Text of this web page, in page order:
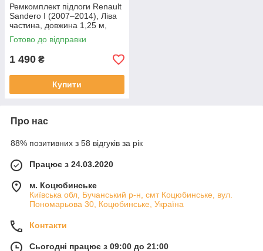
Ремкомплект підлоги Renault
Sandero I (2007–2014), Ліва
частина, довжина 1,25 м,
ширина 47 см
Готово до відправки
1 490 ₴
Купити
Про нас
88% позитивних з 58 відгуків за рік
Працює з 24.03.2020
м. Коцюбинське
Київська обл, Бучанський р-н, смт Коцюбинське, вул.
Пономарьова 30, Коцюбинське, Україна
Контакти
Сьогодні працює з 09:00 до 21:00